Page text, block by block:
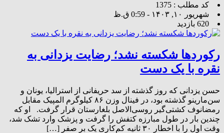
کد مطلب : 1375
شهریور ۱۰, ۱۴۰۳ - 0:59 ق.ظ
620 بازدید
رکوردها شکسته نشد؛ رضایت یزدانی به
نقره با یک دست
حسن یزدانی که روز گذشته از سد حریفانی از استرالیا، یونان و
سن‌مارینو گذشته بود، در فینال وزن ۸۶ کیلوگرم المپیک مقابل
رمضانوف کشتی‌گیر روسی‌الاصل بلغارستان قرار گرفت. او که
چندین بار در طول مبارزه کتفش را گرفت و پزشک وارد تشک شد،
وقت اول را با اخطار ۳۰ ثانیه کم‌کاری یک بر صفر […]